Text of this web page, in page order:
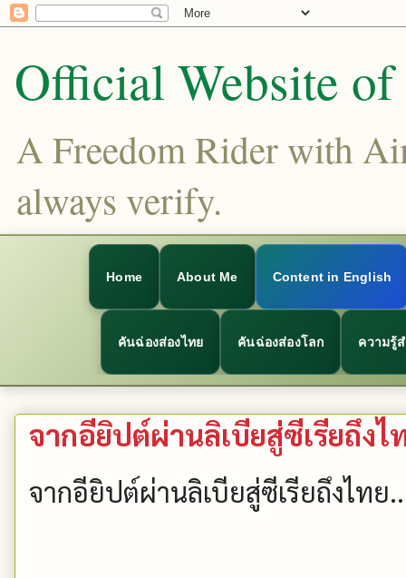
Official Website
A Freedom Rider with
always verify.
Home About Me Content in English
คันฉ่องส่องไทย คันฉ่องส่องโลก ความรู้
จากอียิปต์ผ่านลิเบียสู่ซีเรียถึงไ
จากอียิปต์ผ่านลิเบียสู่ซีเรียถึงไทย..